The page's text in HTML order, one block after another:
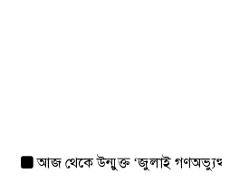
আজ থেকে উন্মুক্ত ‘জুলাই গণঅভ্যুত্থান